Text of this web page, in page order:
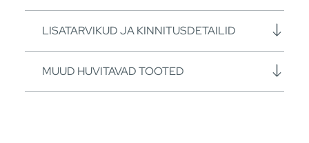
LISATARVIKUD JA KINNITUSDETAILID
MUUD HUVITAVAD TOOTED